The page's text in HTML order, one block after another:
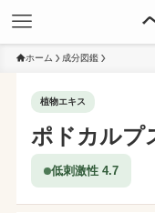
ホーム 成分図鑑
植物エキス
ポドカルプ
低刺激性 4.7